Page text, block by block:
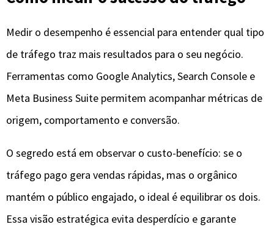
Medir o desempenho é essencial para entender qual tipo
de tráfego traz mais resultados para o seu negócio.
Ferramentas como Google Analytics, Search Console e
Meta Business Suite permitem acompanhar métricas de
origem, comportamento e conversão.
O segredo está em observar o custo-benefício: se o
tráfego pago gera vendas rápidas, mas o orgânico
mantém o público engajado, o ideal é equilibrar os dois.
Essa visão estratégica evita desperdício e garante